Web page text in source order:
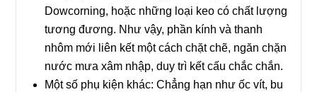
Dowcorning, hoặc những loại keo có chất lượng
tương đương. Như vậy, phần kính và thanh
nhôm mới liên kết một cách chặt chẽ, ngăn chặn
nước mưa xâm nhập, duy trì kết cấu chắc chắn.
Một số phụ kiện khác: Chẳng hạn như ốc vít, bu